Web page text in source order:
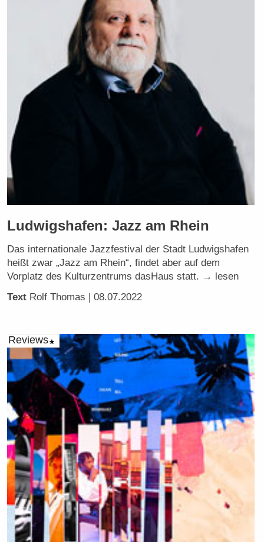
Ludwigshafen: Jazz am Rhein
Das internationale Jazzfestival der Stadt Ludwigshafen
heißt zwar „Jazz am Rhein“, findet aber auf dem
Vorplatz des Kulturzentrums dasHaus statt. → lesen
Text Rolf Thomas | 08.07.2022
Reviews